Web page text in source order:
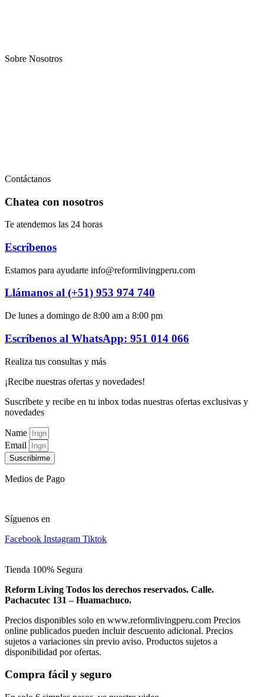
Sobre Nosotros
Contáctanos
Chatea con nosotros
Te atendemos las 24 horas
Escríbenos
Estamos para ayudarte info@reformlivingperu.com
Llámanos al (+51) 953 974 740
De lunes a domingo de 8:00 am a 8:00 pm
Escríbenos al WhatsApp: 951 014 066
Realiza tus consultas y más
¡Recibe nuestras ofertas y novedades!
Suscríbete y recibe en tu inbox todas nuestras ofertas exclusivas y
novedades
Name
Email
Suscribirme
Medios de Pago
Síguenos en
Facebook Instagram Tiktok
Tienda 100% Segura
Reform Living Todos los derechos reservados. Calle.
Pachacutec 131 – Huamachuco.
Precios disponibles solo en www.reformlivingperu.com Precios
online publicados pueden incluir descuento adicional. Precios
sujetos a variaciones sin previo aviso. Productos sujetos a
disponibilidad por ofertas.
Compra fácil y seguro